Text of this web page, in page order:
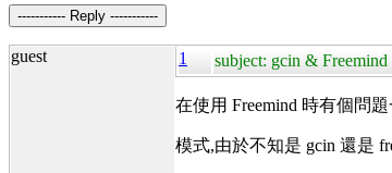
----------- Reply -----------
guest 1 subject: gcin &
在使用 Freemind 時有個問
模式,由於不知是 gcin 還是